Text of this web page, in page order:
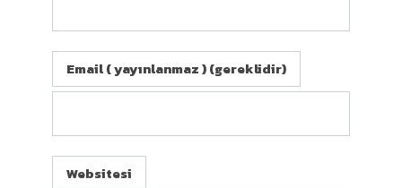
Email ( yayınlanmaz ) (gereklidir)
Websitesi